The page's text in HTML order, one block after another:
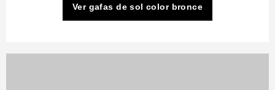
Ver gafas de sol color bronce